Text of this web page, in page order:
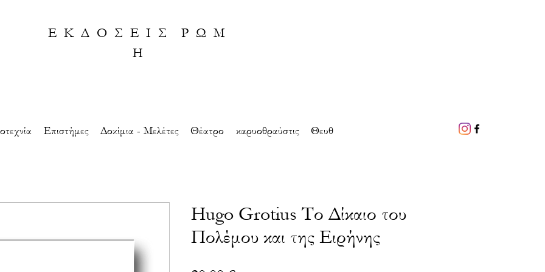
Ε Κ Δ Ο Σ Ε Ι Σ Ρ Ω Μ
Η
Eπιστήμες Δοκίμια - Μελέτες Θέατρο καρυοθραύστις Θευθ
Hugo Grotius Το Δίκαιο του
Πολέμου και της Ειρήνης